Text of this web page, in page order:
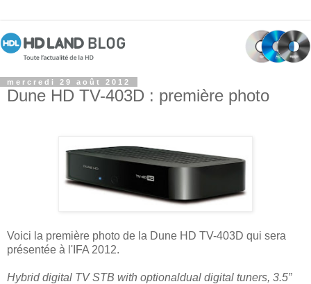
mercredi 29 août 2012
Dune HD TV-403D : première photo
Voici la première photo de la Dune HD TV-403D qui sera
présentée à l'IFA 2012.
Hybrid digital TV STB with optionaldual digital tuners, 3.5”